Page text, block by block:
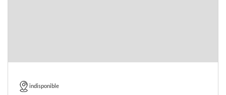
indisponible